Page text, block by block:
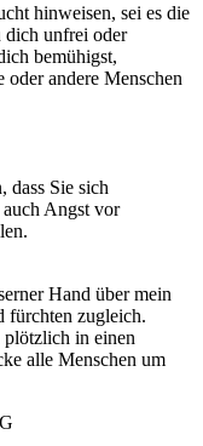
hinweisen, sei es die
dich unfrei oder
bemühigst,
andere Menschen
dass Sie sich
Angst vor
Hand über mein
fürchten zugleich.
in einen
alle Menschen um